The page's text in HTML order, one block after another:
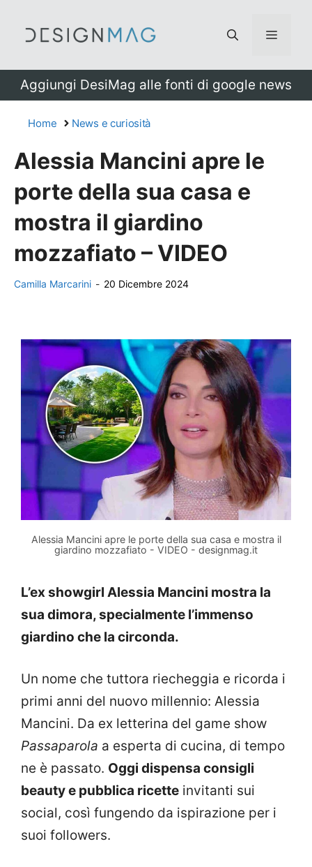
Menu
Aggiungi DesiMag alle fonti di google news
Home News e curiosità
Alessia Mancini apre le
porte della sua casa e
mostra il giardino
mozzafiato – VIDEO
Camilla Marcarini - 20 Dicembre 2024
Alessia Mancini apre le porte della sua casa e mostra il
giardino mozzafiato - VIDEO - designmag.it
L’ex showgirl Alessia Mancini mostra la
sua dimora, specialmente l’immenso
giardino che la circonda.
Un nome che tuttora riecheggia e ricorda i
primi anni del nuovo millennio: Alessia
Mancini. Da ex letterina del game show
Passaparola a esperta di cucina, di tempo
ne è passato. Oggi dispensa consigli
beauty e pubblica ricette invitanti sui
social, così fungendo da ispirazione per i
suoi followers.